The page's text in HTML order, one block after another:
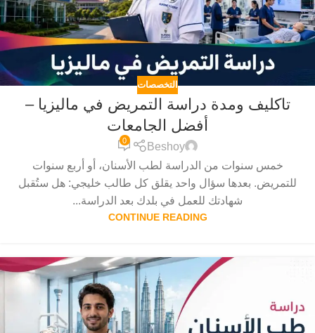
التخصصات
تاكليف ومدة دراسة التمريض في ماليزيا –
أفضل الجامعات
Beshoy
0
خمس سنوات من الدراسة لطب الأسنان، أو أربع سنوات
للتمريض. بعدها سؤال واحد يقلق كل طالب خليجي: هل ستُقبل
شهادتك للعمل في بلدك بعد الدراسة...
CONTINUE READING